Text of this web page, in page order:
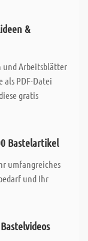
&
und Arbeitsblätter
als PDF-Datei
gratis
Bastelartikel
umfangreiches
und Ihr